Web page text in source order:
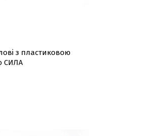
з пластиковою
СИЛА